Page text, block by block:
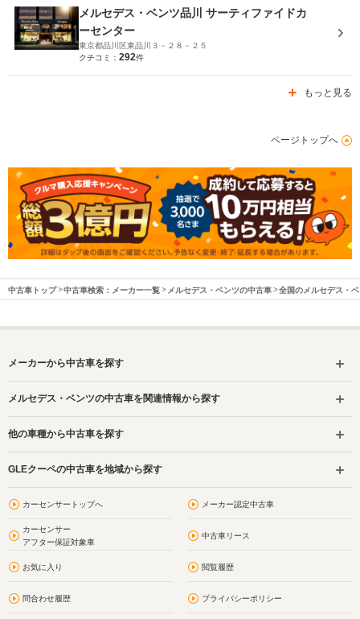
メルセデス・ベンツ品川 サーティファイドカ
ーセンター
東京都品川区東品川３－２８－２５
クチコミ： 292件
もっと見る
ページトップへ
中古車トップ 中古車検索：メーカー一覧 メルセデス・ベンツの中古車 全国のメルセデス・
メーカーから中古車を探す
メルセデス・ベンツの中古車を関連情報から探す
他の車種から中古車を探す
GLEクーペの中古車を地域から探す
カーセンサートップへ メーカー認定中古車
カーセンサー
アフター保証対象車
中古車リース
お気に入り 閲覧履歴
問合わせ履歴 プライバシーポリシー